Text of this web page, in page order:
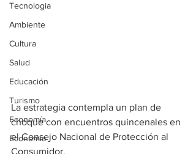
Tecnologia
Ambiente
Cultura
Salud
Educación
Turismo
Economía
Economía
La estrategia contempla un plan de
choque con encuentros quincenales en
el Consejo Nacional de Protección al
Consumidor.